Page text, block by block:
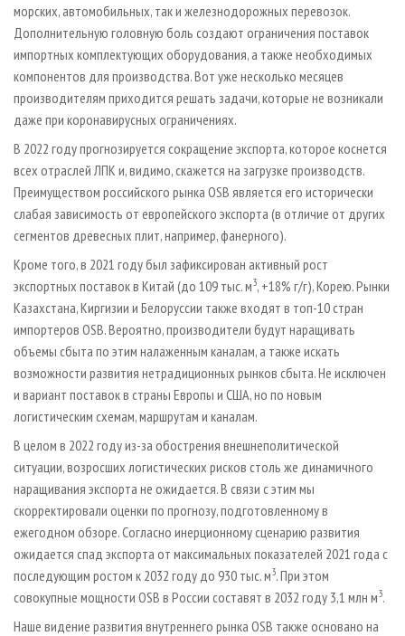
морских, автомобильных, так и железнодорожных перевозок.
Дополнительную головную боль создают ограничения поставок
импортных комплектующих оборудования, а также необходимых
компонентов для производства. Вот уже несколько месяцев
производителям приходится решать задачи, которые не возникали
даже при коронавирусных ограничениях.
В 2022 году прогнозируется сокращение экспорта, которое коснется
всех отраслей ЛПК и, видимо, скажется на загрузке производств.
Преимуществом российского рынка OSB является его исторически
слабая зависимость от европейского экспорта (в отличие от других
сегментов древесных плит, например, фанерного).
Кроме того, в 2021 году был зафиксирован активный рост
экспортных поставок в Китай (до 109 тыс. м3, +18% г/г), Корею. Рынки
Казахстана, Киргизии и Белоруссии также входят в топ-10 стран
импортеров OSB. Вероятно, производители будут наращивать
объемы сбыта по этим налаженным каналам, а также искать
возможности развития нетрадиционных рынков сбыта. Не исключен
и вариант поставок в страны Европы и США, но по новым
логистическим схемам, маршрутам и каналам.
В целом в 2022 году из-за обострения внешнеполитической
ситуации, возросших логистических рисков столь же динамичного
наращивания экспорта не ожидается. В связи с этим мы
скорректировали оценки по прогнозу, подготовленному в
ежегодном обзоре. Согласно инерционному сценарию развития
ожидается спад экспорта от максимальных показателей 2021 года с
последующим ростом к 2032 году до 930 тыс. м3. При этом
совокупные мощности OSB в России составят в 2032 году 3,1 млн м3.
Наше видение развития внутреннего рынка OSB также основано на